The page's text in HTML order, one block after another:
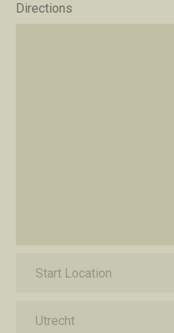
Directions